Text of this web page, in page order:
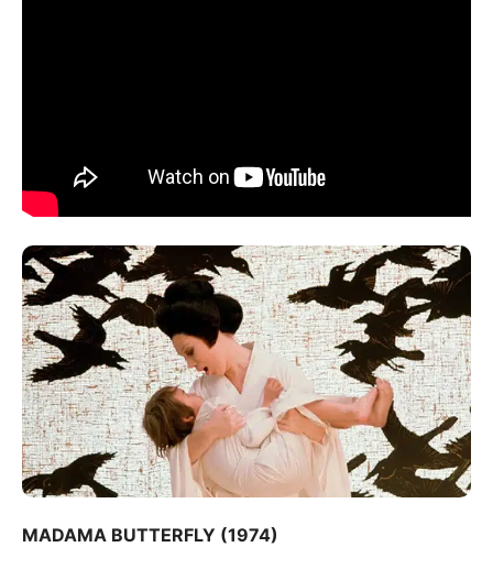
MADAMA BUTTERFLY (1974)